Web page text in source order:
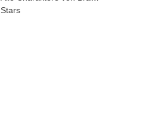
Stars